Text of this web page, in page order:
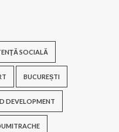
SOCIALĂ
BUCUREȘTI
DEVELOPMENT